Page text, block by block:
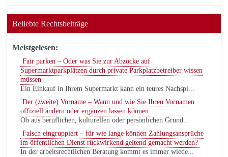
Beliebte Rechtsbeiträge
Meistgelesen:
Fair parken – Oder was Sie zur Abzocke auf
Supermarktparkplätzen durch private Parkplatzbetreiber wissen
müssen
Ein Einkauf in Ihrem Supermarkt kann ein teures Nachspi...
Der (zweite) Vorname – Wann und wie Sie Ihren Vornamen
offiziell ändern oder ergänzen lassen können
Ob aus beruflichen, kulturellen oder persönlichen Gründ...
Falsch eingruppiert – für wie lange können Zahlungsansprüche
im öffentlichen Dienst rückwirkend geltend gemacht werden?
In der arbeitsrechtlichen Beratung kommt es immer wiede...